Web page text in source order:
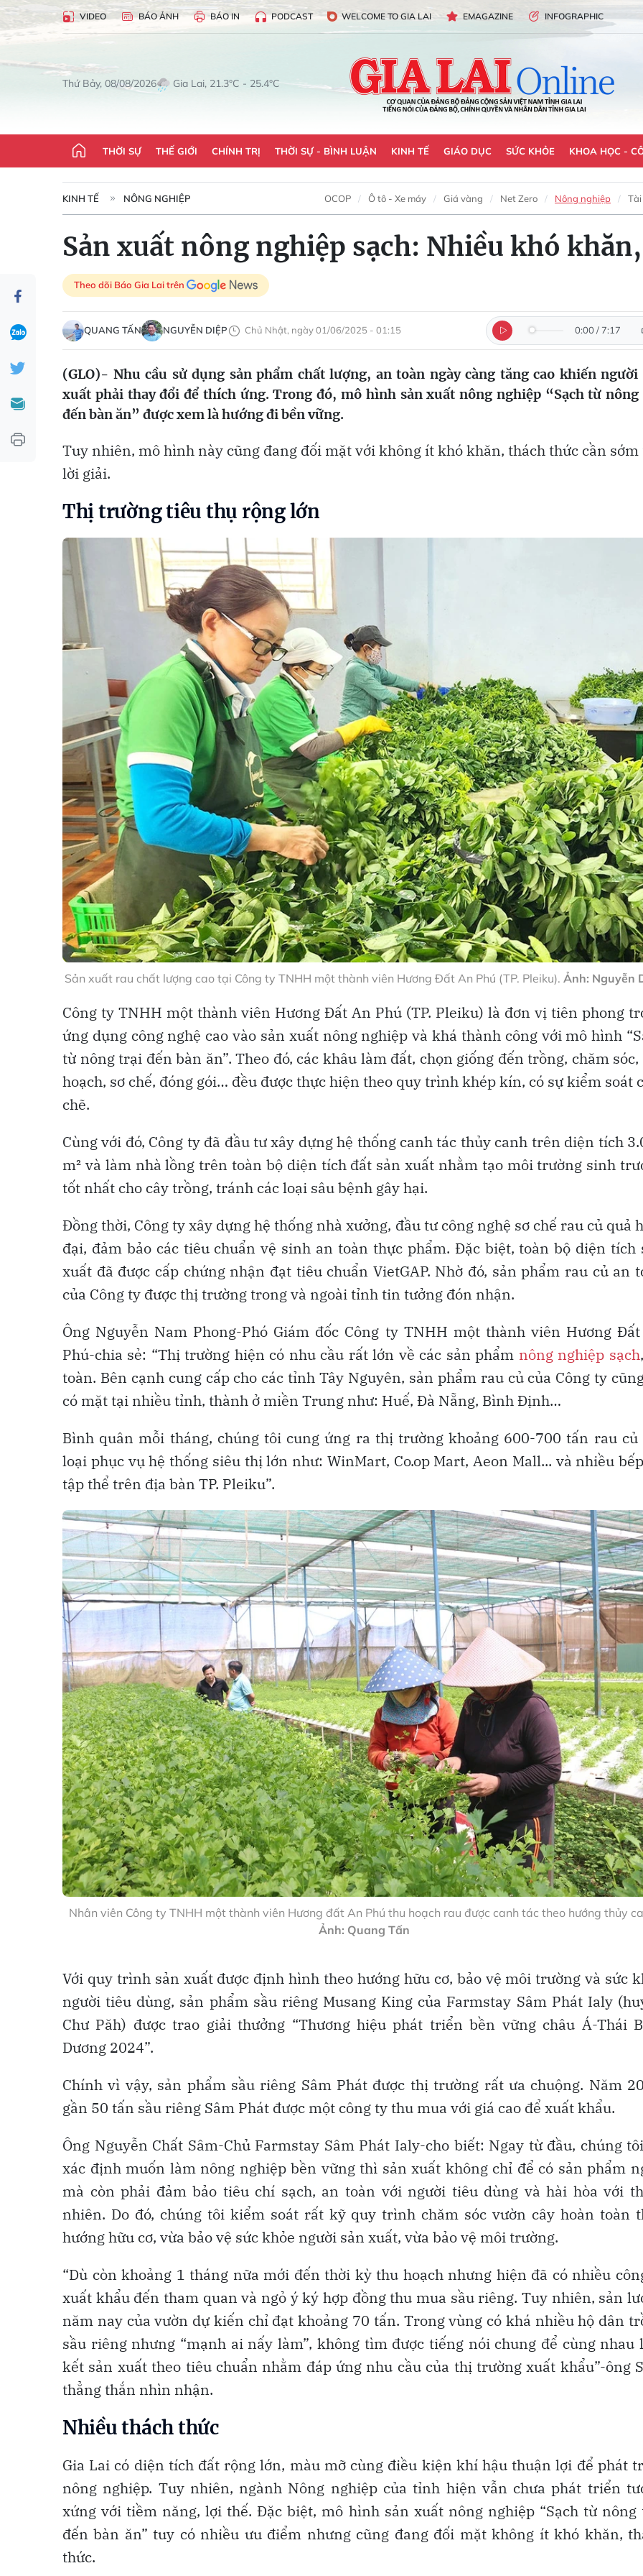
VIDEO BÁO ẢNH BÁO IN PODCAST WELCOME TO GIA LAI EMAGAZINE INFOGRAPHIC
Thứ Bảy, 08/08/2026 Gia Lai, 21.3°C - 25.4°C
THỜI SỰ THẾ GIỚI CHÍNH TRỊ THỜI SỰ - BÌNH LUẬN KINH TẾ GIÁO DỤC SỨC KHỎE KHOA HỌC -
KINH TẾ NÔNG NGHIỆP OCOP Ô tô - Xe máy Giá vàng Net Zero Nông nghiệp
Sản xuất nông nghiệp sạch: Nhiều khó
Theo dõi Báo Gia Lai trên
QUANG TẤN NGUYỄN DIỆP Chủ Nhật, ngày 01/06/2025 - 01:15 0:00 / 7:17
(GLO)- Nhu cầu sử dụng sản phẩm chất lượng, an toàn ngày càng tăng cao khiến người
xuất phải thay đổi để thích ứng. Trong đó, mô hình sản xuất nông nghiệp “Sạch từ
đến bàn ăn” được xem là hướng đi bền vững.
Tuy nhiên, mô hình này cũng đang đối mặt với không ít khó khăn, thách thức cần
lời giải.
Thị trường tiêu thụ rộng lớn
Sản xuất rau chất lượng cao tại Công ty TNHH một thành viên Hương Đất An Phú (TP. Pleiku). Ảnh: Nguyễn
Công ty TNHH một thành viên Hương Đất An Phú (TP. Pleiku) là đơn vị tiên phong
ứng dụng công nghệ cao vào sản xuất nông nghiệp và khá thành công với mô hình
từ nông trại đến bàn ăn”. Theo đó, các khâu làm đất, chọn giống đến trồng, chăm
hoạch, sơ chế, đóng gói… đều được thực hiện theo quy trình khép kín, có sự kiểm soát
chẽ.
Cùng với đó, Công ty đã đầu tư xây dựng hệ thống canh tác thủy canh trên diện tích
m² và làm nhà lồng trên toàn bộ diện tích đất sản xuất nhằm tạo môi trường sinh
tốt nhất cho cây trồng, tránh các loại sâu bệnh gây hại.
Đồng thời, Công ty xây dựng hệ thống nhà xưởng, đầu tư công nghệ sơ chế rau củ quả
đại, đảm bảo các tiêu chuẩn vệ sinh an toàn thực phẩm. Đặc biệt, toàn bộ diện tích
xuất đã được cấp chứng nhận đạt tiêu chuẩn VietGAP. Nhờ đó, sản phẩm rau củ an
của Công ty được thị trường trong và ngoài tỉnh tin tưởng đón nhận.
Ông Nguyễn Nam Phong-Phó Giám đốc Công ty TNHH một thành viên Hương
Phú-chia sẻ: “Thị trường hiện có nhu cầu rất lớn về các sản phẩm nông nghiệp sạch
toàn. Bên cạnh cung cấp cho các tỉnh Tây Nguyên, sản phẩm rau củ của Công ty
có mặt tại nhiều tỉnh, thành ở miền Trung như: Huế, Đà Nẵng, Bình Định…
Bình quân mỗi tháng, chúng tôi cung ứng ra thị trường khoảng 600-700 tấn rau củ
loại phục vụ hệ thống siêu thị lớn như: WinMart, Co.op Mart, Aeon Mall... và nhiều
tập thể trên địa bàn TP. Pleiku”.
Nhân viên Công ty TNHH một thành viên Hương đất An Phú thu hoạch rau được canh tác theo hướng thủy
Ảnh: Quang Tấn
Với quy trình sản xuất được định hình theo hướng hữu cơ, bảo vệ môi trường và sức
người tiêu dùng, sản phẩm sầu riêng Musang King của Farmstay Sâm Phát Ialy
Chư Păh) được trao giải thưởng “Thương hiệu phát triển bền vững châu Á-Thái
Dương 2024”.
Chính vì vậy, sản phẩm sầu riêng Sâm Phát được thị trường rất ưa chuộng. Năm
gần 50 tấn sầu riêng Sâm Phát được một công ty thu mua với giá cao để xuất khẩu.
Ông Nguyễn Chất Sâm-Chủ Farmstay Sâm Phát Ialy-cho biết: Ngay từ đầu, chúng
xác định muốn làm nông nghiệp bền vững thì sản xuất không chỉ để có sản phẩm
mà còn phải đảm bảo tiêu chí sạch, an toàn với người tiêu dùng và hài hòa với
nhiên. Do đó, chúng tôi kiểm soát rất kỹ quy trình chăm sóc vườn cây hoàn toàn
hướng hữu cơ, vừa bảo vệ sức khỏe người sản xuất, vừa bảo vệ môi trường.
“Dù còn khoảng 1 tháng nữa mới đến thời kỳ thu hoạch nhưng hiện đã có nhiều
xuất khẩu đến tham quan và ngỏ ý ký hợp đồng thu mua sầu riêng. Tuy nhiên, sản
năm nay của vườn dự kiến chỉ đạt khoảng 70 tấn. Trong vùng có khá nhiều hộ dân
sầu riêng nhưng “mạnh ai nấy làm”, không tìm được tiếng nói chung để cùng nhau
kết sản xuất theo tiêu chuẩn nhằm đáp ứng nhu cầu của thị trường xuất khẩu”-ông
thẳng thắn nhìn nhận.
Nhiều thách thức
Gia Lai có diện tích đất rộng lớn, màu mỡ cùng điều kiện khí hậu thuận lợi để phát
nông nghiệp. Tuy nhiên, ngành Nông nghiệp của tỉnh hiện vẫn chưa phát triển
xứng với tiềm năng, lợi thế. Đặc biệt, mô hình sản xuất nông nghiệp “Sạch từ nông
đến bàn ăn” tuy có nhiều ưu điểm nhưng cũng đang đối mặt không ít khó khăn,
thức.